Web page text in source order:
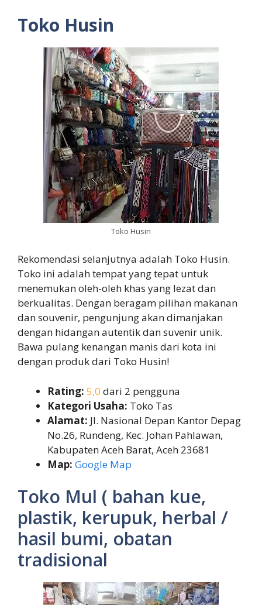
Toko Husin
Toko Husin
Rekomendasi selanjutnya adalah Toko Husin.
Toko ini adalah tempat yang tepat untuk
menemukan oleh-oleh khas yang lezat dan
berkualitas. Dengan beragam pilihan makanan
dan souvenir, pengunjung akan dimanjakan
dengan hidangan autentik dan suvenir unik.
Bawa pulang kenangan manis dari kota ini
dengan produk dari Toko Husin!
Rating: 5,0 dari 2 pengguna
Kategori Usaha: Toko Tas
Alamat: Jl. Nasional Depan Kantor Depag
No.26, Rundeng, Kec. Johan Pahlawan,
Kabupaten Aceh Barat, Aceh 23681
Map: Google Map
Toko Mul ( bahan kue,
plastik, kerupuk, herbal /
hasil bumi, obatan
tradisional